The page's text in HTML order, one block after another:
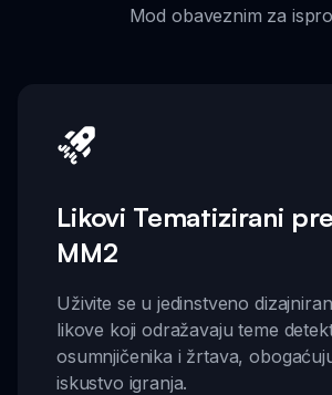
Mod obaveznim za
Likovi Tematizirani
MM2
Uživite se u jedinstveno
likove koji odražavaju teme
osumnjičenika i žrtava,
iskustvo igranja.